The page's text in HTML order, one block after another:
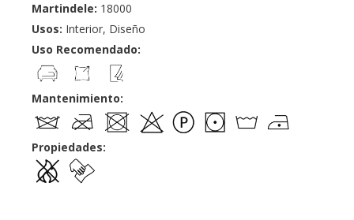
Martindele: 18000
Usos: Interior, Diseño
Uso Recomendado:
Mantenimiento:
Propiedades: